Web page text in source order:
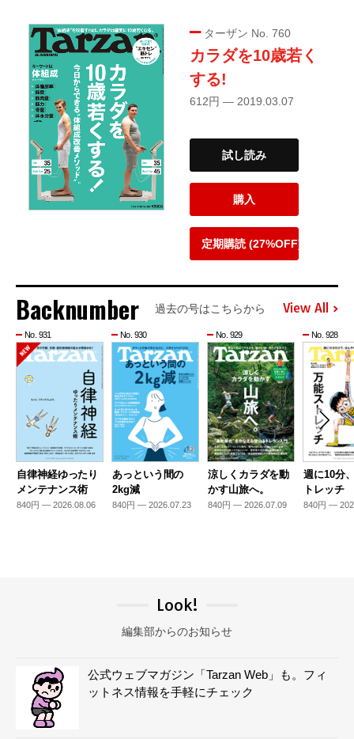
ターザン No. 760
カラダを10歳若く
する!
612円 — 2019.03.07
試し読み
購入
定期購読 (27%OFF)
Backnumber 過去の号はこちらから View All
No. 931
自律神経ゆったり
メンテナンス術
840円 — 2026.08.06
No. 930
あっという間の
2kg減
840円 — 2026.07.23
No. 929
涼しくカラダを動
かす山旅へ。
840円 — 2026.07.09
No. 928
週に10分
トレッチ
840円 —
Look!
編集部からのお知らせ
公式ウェブマガジン「Tarzan Web」も。フィ
ットネス情報を手軽にチェック